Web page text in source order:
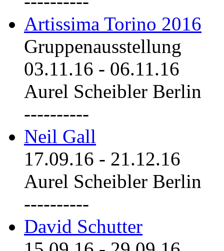
Artissima Torino 2016
Gruppenausstellung
03.11.16 - 06.11.16
Aurel Scheibler Berlin
----------
Neil Gall
17.09.16 - 21.12.16
Aurel Scheibler Berlin
----------
David Schutter